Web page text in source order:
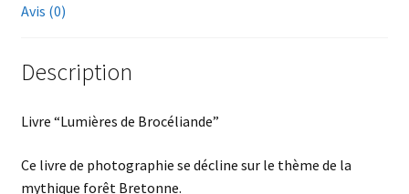
Avis (0)
Description
Livre “Lumières de Brocéliande”
Ce livre de photographie se décline sur le thème de la
mythique forêt Bretonne.